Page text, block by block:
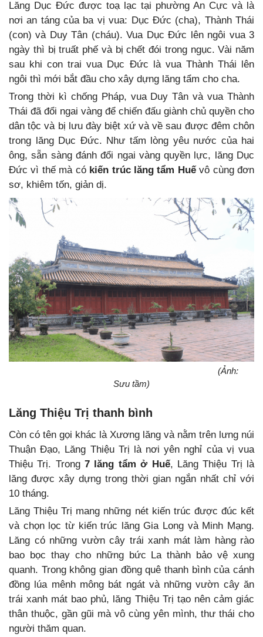
Lăng Dục Đức được toạ lạc tại phường An Cực và là
nơi an táng của ba vị vua: Dục Đức (cha), Thành Thái
(con) và Duy Tân (cháu).Vua Dục Đức lên ngôi vua 3
ngày thì bị truất phế và bị chết đói trong ngục. Vài năm
sau khi con trai vua Dục Đức là vua Thành Thái lên
ngôi thì mới bắt đầu cho xây dựng lăng tẩm cho cha.
Trong thời kì chống Pháp, vua Duy Tân và vua Thành
Thái đã đổi ngai vàng để chiến đấu giành chủ quyền cho
dân tộc và bị lưu đày biệt xứ và về sau được đêm chôn
trong lăng Dục Đức. Như tấm lòng yêu nước của hai
ông, sẵn sàng đánh đổi ngai vàng quyền lực, lăng Dục
Đức vì thế mà có kiến trúc lăng tẩm Huếvô cùng đơn
sơ, khiêm tốn, giản dị.
(Ảnh:
Sưu tầm)
Lăng Thiệu Trị thanh bình
Còn có tên gọi khác là Xương lăng và nằm trên lưng núi
Thuận Đạo, Lăng Thiệu Trị là nơi yên nghỉ của vị vua
Thiệu Trị. Trong7 lăng tẩm ở Huế, Lăng Thiệu Trị là
lăng được xây dựng trong thời gian ngắn nhất chỉ với
10 tháng.
Lăng Thiệu Trị mang những nét kiến trúc được đúc kết
và chọn lọc từ kiến trúc lăng Gia Long và Minh Mạng.
Lăng có những vườn cây trái xanh mát làm hàng rào
bao bọc thay cho những bức La thành bảo vệ xung
quanh. Trong không gian đồng quê thanh bình của cánh
đồng lúa mênh mông bát ngát và những vườn cây ăn
trái xanh mát bao phủ, lăng Thiệu Trị tạo nên cảm giác
thân thuộc, gần gũi mà vô cùng yên mình, thư thái cho
người thăm quan.